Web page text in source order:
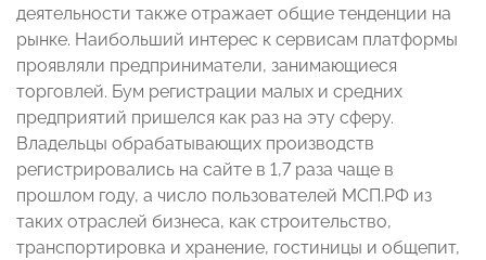
деятельности также отражает общие тенденции на
рынке. Наибольший интерес к сервисам платформы
проявляли предприниматели, занимающиеся
торговлей. Бум регистрации малых и средних
предприятий пришелся как раз на эту сферу.
Владельцы обрабатывающих производств
регистрировались на сайте в 1,7 раза чаще в
прошлом году, а число пользователей МСП.РФ из
таких отраслей бизнеса, как строительство,
транспортировка и хранение, гостиницы и общепит,